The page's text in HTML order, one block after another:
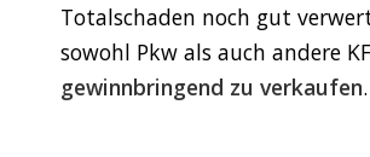
Totalschaden noch gut
sowohl Pkw als auch andere
gewinnbringend zu verkaufen.